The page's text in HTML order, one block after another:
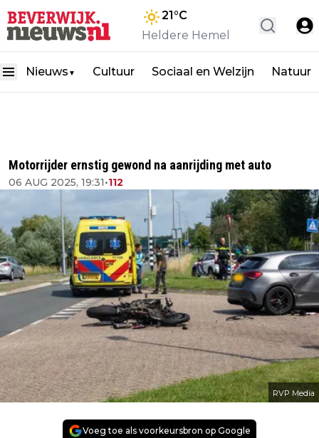
21°C
Heldere Hemel
Nieuws ▼ Cultuur Sociaal en Welzijn Natuur
Motorrijder ernstig gewond na aanrijding met auto
06 AUG 2025, 19:31•112
RVP Media
Voeg toe als voorkeursbron op Google